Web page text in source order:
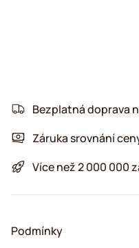
Bezplatná doprava
Záruka srovnání
Více než 2 000 000
Podmínky